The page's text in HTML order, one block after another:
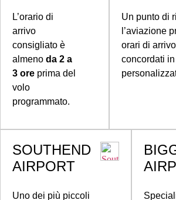
L’orario di
arrivo
consigliato è
almeno da 2 a
3 ore prima del
volo
programmato.
Un punto di
l’aviazione
orari di
concordati
SOUTHEND
AIRPORT
Uno dei più piccoli